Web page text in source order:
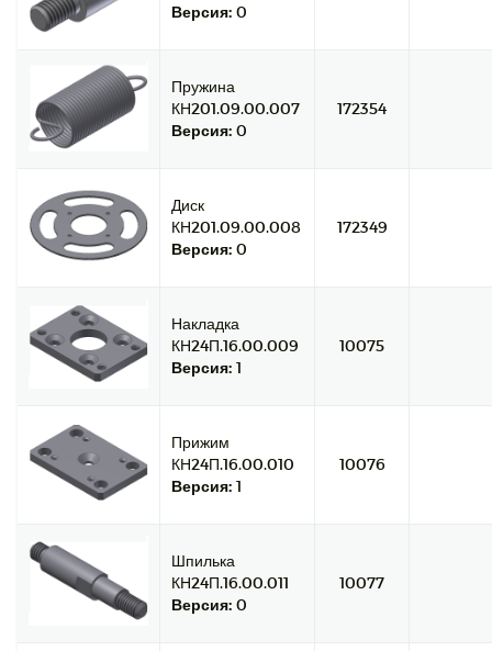
Версия: 0
Пружина
КН201.09.00.007
Версия: 0
172354
Диск
КН201.09.00.008
Версия: 0
172349
Накладка
КН24П.16.00.009
Версия: 1
10075
Прижим
КН24П.16.00.010
Версия: 1
10076
Шпилька
КН24П.16.00.011
Версия: 0
10077